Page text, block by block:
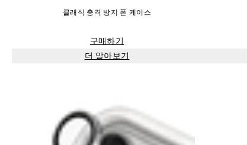
클래식 충격 방지 폰 케이스
구매하기
더 알아보기